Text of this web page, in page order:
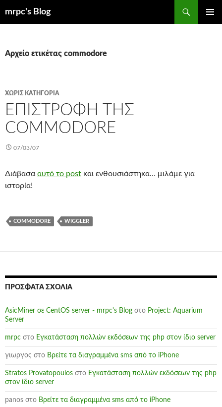
mrpc's Blog
Αρχείο ετικέτας commodore
ΧΩΡΊΣ ΚΑΤΗΓΟΡΊΑ
ΕΠΙΣΤΡΟΦΉ ΤΗΣ
COMMODORE
07/03/07
Διάβασα αυτό το post και ενθουσιάστηκα… μιλάμε για
ιστορία!
COMMODORE WIGGLER
ΠΡΌΣΦΑΤΑ ΣΧΌΛΙΑ
AsicMiner σε CentOS server - mrpc's Blog στο Project: Aquarium
Server
mrpc στο Εγκατάσταση πολλών εκδόσεων της php στον ίδιο server
γιωργος στο Βρείτε τα διαγραμμένα sms από το iPhone
Stratos Provatopoulos στο Εγκατάσταση πολλών εκδόσεων της php
στον ίδιο server
panos στο Βρείτε τα διαγραμμένα sms από το iPhone